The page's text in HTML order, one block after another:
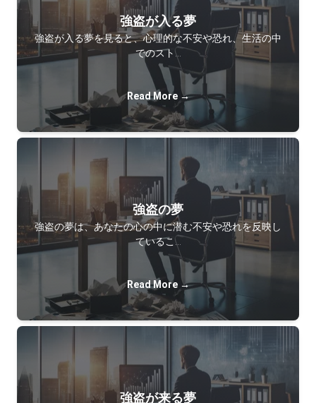
強盗が入る夢
強盗が入る夢を見ると、心理的な不安や恐れ、生活の中
でのスト…
Read More →
強盗の夢
強盗の夢は、あなたの心の中に潜む不安や恐れを反映し
ているこ…
Read More →
強盗が来る夢